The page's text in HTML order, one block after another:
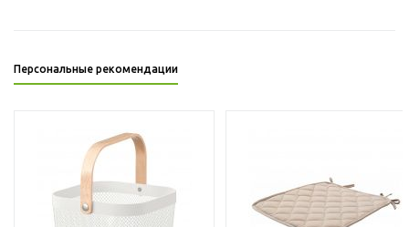
Персональные рекомендации